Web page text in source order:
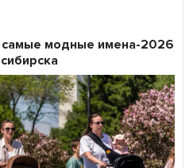
модные имена-2026